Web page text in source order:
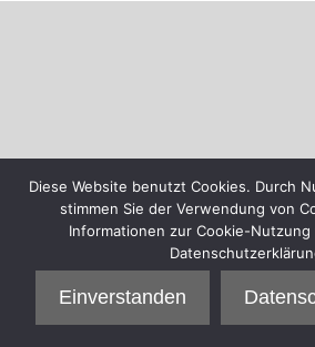
Diese Website benutzt Cookies. Durch
stimmen Sie der Verwendung von
Informationen zur Cookie-
Einverstanden